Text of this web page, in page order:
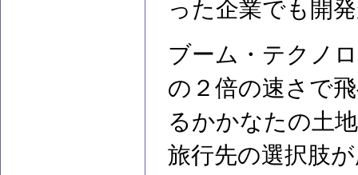
った企業でも開
ブーム・テクノ
の２倍の速さで
るかかなたの土
旅行先の選択肢